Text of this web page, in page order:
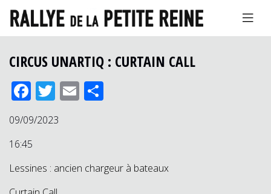
CIRCUS UNARTIQ : CURTAIN CALL
Facebook
Twitter
Email
09/09/2023
16:45
Lessines : ancien chargeur à bateaux